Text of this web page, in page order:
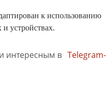
к использованию
устройствах.
интересным в Telegram-